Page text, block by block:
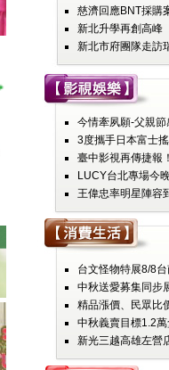
慈濟回應BNT採
新北升學再創高
新北市府團隊走
今情牽夙願-父親
3度攜手日本富士
臺中影視再傳捷報
LUCY台北專場今
王偉忠率明星陣容
台文怪物特展8/8
中秋送愛募集同
精品漲價、民眾比
中秋義賣目標1.2
新光三越高雄左營